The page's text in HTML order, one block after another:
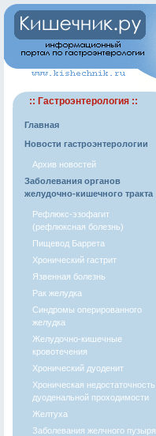
:: Гастроэнтерология ::
Главная
Новости гастроэнтерологии
Архив новостей
Заболевания органов
желудочно-кишечного тракта
Рефлюкс-эзофагит
(рефлюксная болезнь)
Пищевод Баррета
Хронический гастрит
Язвенная болезнь
Рак желудка
Синдромы оперированного
желудка
Желудочно-кишечные
кровотечения
Хронический дуоденит
Хроническая недостаточность
дуоденальной проходимости
Желтуха
Заболевания желчного пузыря